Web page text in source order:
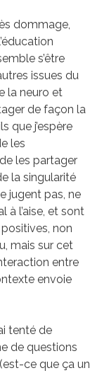
dommage,
s’être
issues du
la neuro et
de façon la
que j’espère
les
les partager
la singularité
jugent pas, ne
l’aise, et sont
non
mais sur cet
entre
envoie
tenté de
de questions
ce que ça un